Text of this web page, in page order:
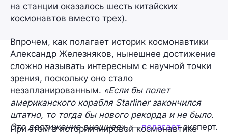
на станции оказалось шесть китайских
космонавтов вместо трех).
Впрочем, как полагает историк космонавтики
Александр Железняков, нынешнее достижение
сложно называть интересным с научной точки
зрения, поскольку оно стало
незапланированным. «Если бы полет
американского корабля Starliner закончился
штатно, то тогда бы нового рекорда и не было.
Это достижение внешнее»,—полагаетэксперт.
При этом в истории мировой космонавтике